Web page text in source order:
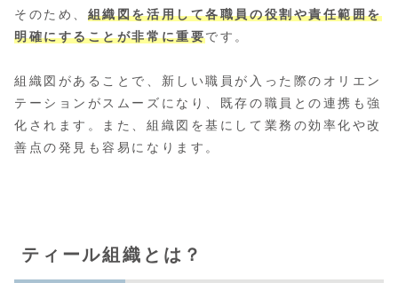
そのため、 組織図を活用して各職員の役割や責任範囲を
明確にすることが非常に重要です。
組織図があることで、新しい職員が入った際のオリエン
テーションがスムーズになり、既存の職員との連携も強
化されます。また、組織図を基にして業務の効率化や改
善点の発見も容易になります。
ティール組織とは？